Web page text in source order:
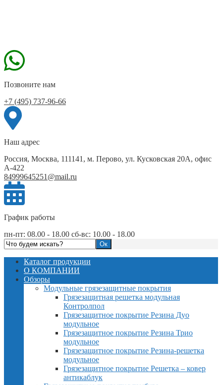
Позвоните нам
+7 (495) 737-96-66
Наш адрес
Россия, Москва, 111141, м. Перово, ул. Кусковская 20А, офис
А-422
84999645251@mail.ru
График работы
пн-пт: 08.00 - 18.00 сб-вс: 10.00 - 18.00
Каталог продукции
О КОМПАНИИ
Обзоры
Модульные грязезащитные покрытия
Грязезащитная решетка модульная
Контролпол
Грязезащитное покрытие Резина Дуо
модульное
Грязезащитное покрытие Резина Трио
модульное
Грязезащитное покрытие Резина-решетка
модульное
Грязезащитное покрытие Решетка – ковер
антикаблук